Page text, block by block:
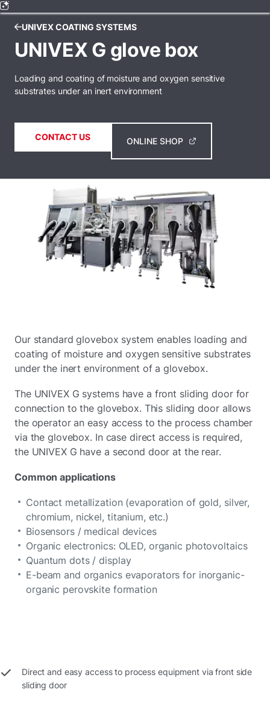
UNIVEX COATING SYSTEMS
UNIVEX G glove box
Loading and coating of moisture and oxygen sensitive
substrates under an inert environment
CONTACT US ONLINE SHOP
Our standard glovebox system enables loading and
coating of moisture and oxygen sensitive substrates
under the inert environment of a glovebox.
The UNIVEX G systems have a front sliding door for
connection to the glovebox. This sliding door allows
the operator an easy access to the process chamber
via the glovebox. In case direct access is required,
the UNIVEX G have a second door at the rear.
Common applications
Contact metallization (evaporation of gold, silver,
chromium, nickel, titanium, etc.)
Biosensors / medical devices
Organic electronics: OLED, organic photovoltaics
Quantum dots / display
E-beam and organics evaporators for inorganic-
organic perovskite formation
Direct and easy access to process equipment via front side
sliding door